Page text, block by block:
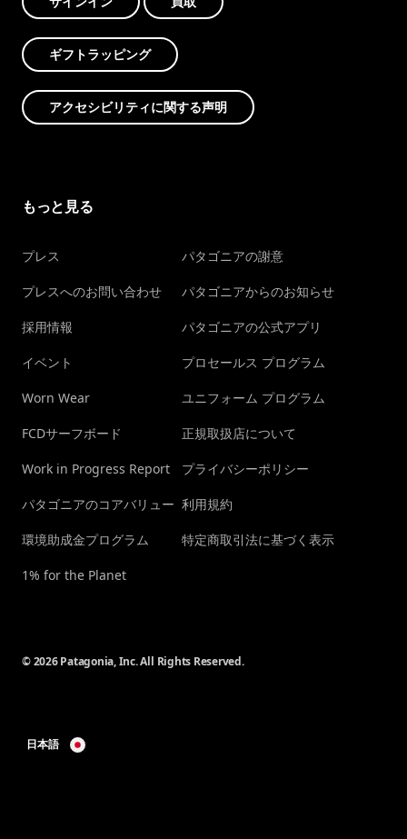
ギフトラッピング
アクセシビリティに関する声明
もっと見る
プレス
プレスへのお問い合わせ
採用情報
イベント
Worn Wear
FCDサーフボード
Work in Progress Report
パタゴニアのコアバリュー
環境助成金プログラム
1% for the Planet
パタゴニアの謝意
パタゴニアからのお知らせ
パタゴニアの公式アプリ
プロセールス プログラム
ユニフォーム プログラム
正規取扱店について
プライバシーポリシー
利用規約
特定商取引法に基づく表示
© 2026 Patagonia, Inc. All Rights Reserved.
日本語